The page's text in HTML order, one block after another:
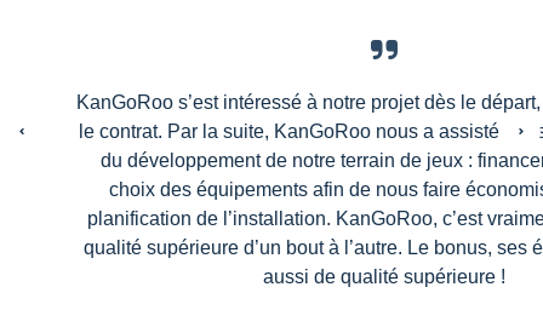
KanGoRoo s’est intéressé à notre projet dès le
le contrat. Par la suite, KanGoRoo nous a assisté
du développement de notre terrain de jeux :
choix des équipements afin de nous faire
planification de l’installation. KanGoRoo, c’est
qualité supérieure d’un bout à l’autre. Le bonus, ses
aussi de qualité supérieure !